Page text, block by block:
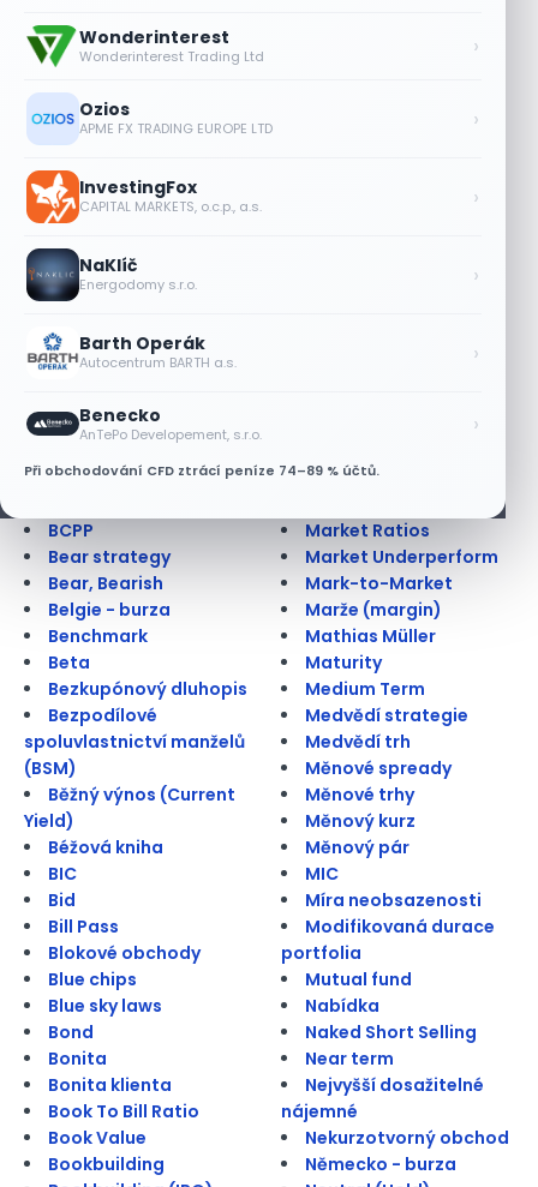
Wonderinterest
Wonderinterest Trading Ltd ›
Ozios
APME FX TRADING EUROPE LTD ›
InvestingFox
CAPITAL MARKETS, o.c.p., a.s. ›
NaKlíč
Energodomy s.r.o. ›
Barth Operák
Autocentrum BARTH a.s. ›
Benecko
AnTePo Developement, s.r.o. ›
Při obchodování CFD ztrácí peníze 74–89 % účtů.
Anglická aukce
Anuita
Arbitráž
Asijská opce
At best order; at
market order
Auditorská společnost
Aukce
Aukce na BCPP
AUV
Balancovaný fond
Bankovní záruka
Báze
BCPP
Bear strategy
Bear, Bearish
Belgie - burza
Benchmark
Beta
Bezkupónový dluhopis
Bezpodílové
spoluvlastnictví manželů
(BSM)
Běžný výnos (Current
Yield)
Béžová kniha
BIC
Bid
Bill Pass
Blokové obchody
Blue chips
Blue sky laws
Bond
Bonita
Bonita klienta
Book To Bill Ratio
Book Value
Bookbuilding
Market Outperform
Market Ratios
Market Underperform
Mark-to-Market
Marže (margin)
Mathias Müller
Maturity
Medium Term
Medvědí strategie
Medvědí trh
Měnové spready
Měnové trhy
Měnový kurz
Měnový pár
MIC
Míra neobsazenosti
Modifikovaná durace
portfolia
Mutual fund
Nabídka
Naked Short Selling
Near term
Nejvyšší dosažitelné
nájemné
Nekurzotvorný obchod
Německo - burza